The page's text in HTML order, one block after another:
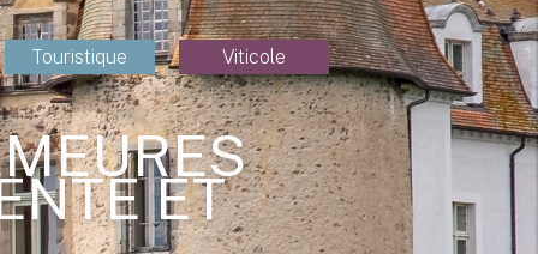
Touristique Viticole
ET